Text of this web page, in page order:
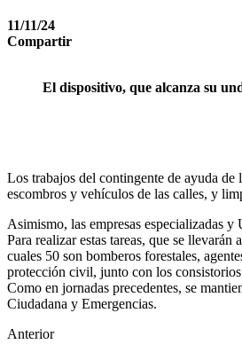
11/11/24
Compartir
El dispositivo, que alcanza su
Los trabajos del contingente de ayuda de
escombros y vehículos de las calles, y
Asimismo, las empresas especializadas
Para realizar estas tareas, que se
cuales 50 son bomberos forestales,
protección civil, junto con los
Como en jornadas precedentes, se
Ciudadana y Emergencias.
Anterior